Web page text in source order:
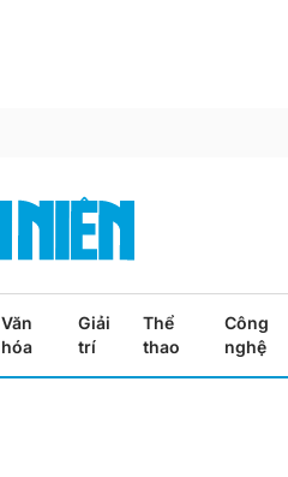
Văn
hóa
Giải
trí
Thể
thao
Công
nghệ